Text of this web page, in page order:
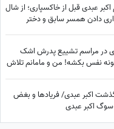
عبدی قبل از خاکسپاری؛ از شال
دادن همسر سابق و دختر
در مراسم تشییع پدرش اشک
نفس بکشه! من و مامانم تلاش
درگذشت اکبر عبدی/ فریادها و بغض
اکبر عبدی